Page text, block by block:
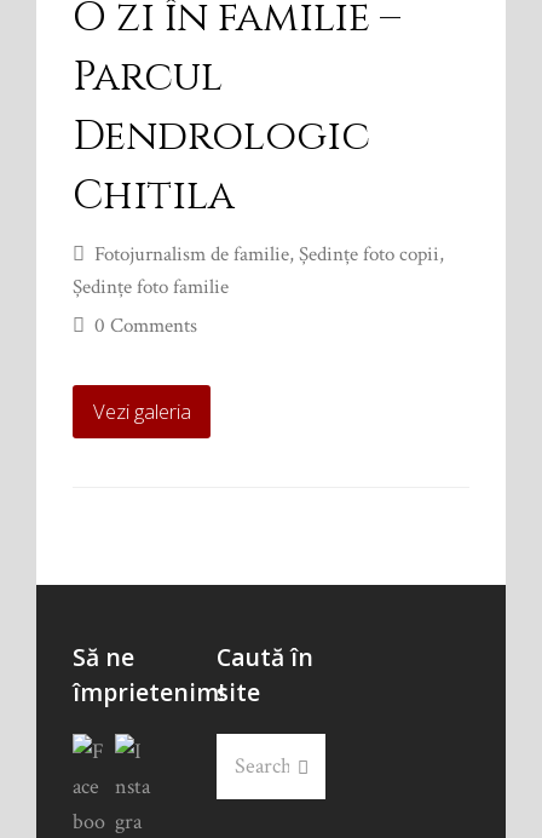
O zi în familie –
Parcul
Dendrologic
Chitila
Fotojurnalism de familie,Şedinţe foto copii,
Şedinţe foto familie
0 Comments
Vezi galeria
Să ne
împrietenim!
Caută în
site